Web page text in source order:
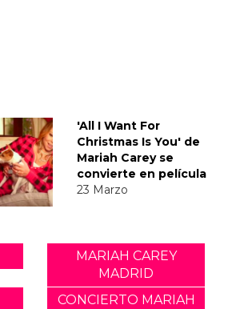
'All I Want For
Christmas Is You' de
Mariah Carey se
convierte en película
23 Marzo
MARIAH CAREY
MADRID
CONCIERTO MARIAH